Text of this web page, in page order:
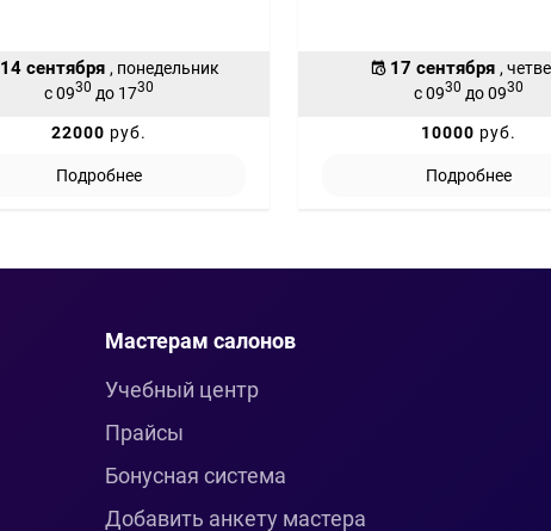
14 сентября , понедельник
с 0930 до 1730
22000 руб.
Подробнее
17 сентября ,
с 0930 до 0930
10000 руб.
Подробнее
Мастерам салонов
Учебный центр
Прайсы
Бонусная система
Добавить анкету мастера